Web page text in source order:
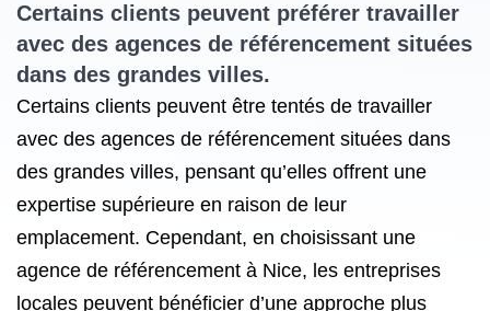
Certains clients peuvent préférer travailler
avec des agences de référencement situées
dans des grandes villes.
Certains clients peuvent être tentés de travailler
avec des agences de référencement situées dans
des grandes villes, pensant qu’elles offrent une
expertise supérieure en raison de leur
emplacement. Cependant, en choisissant une
agence de référencement à Nice, les entreprises
locales peuvent bénéficier d’une approche plus